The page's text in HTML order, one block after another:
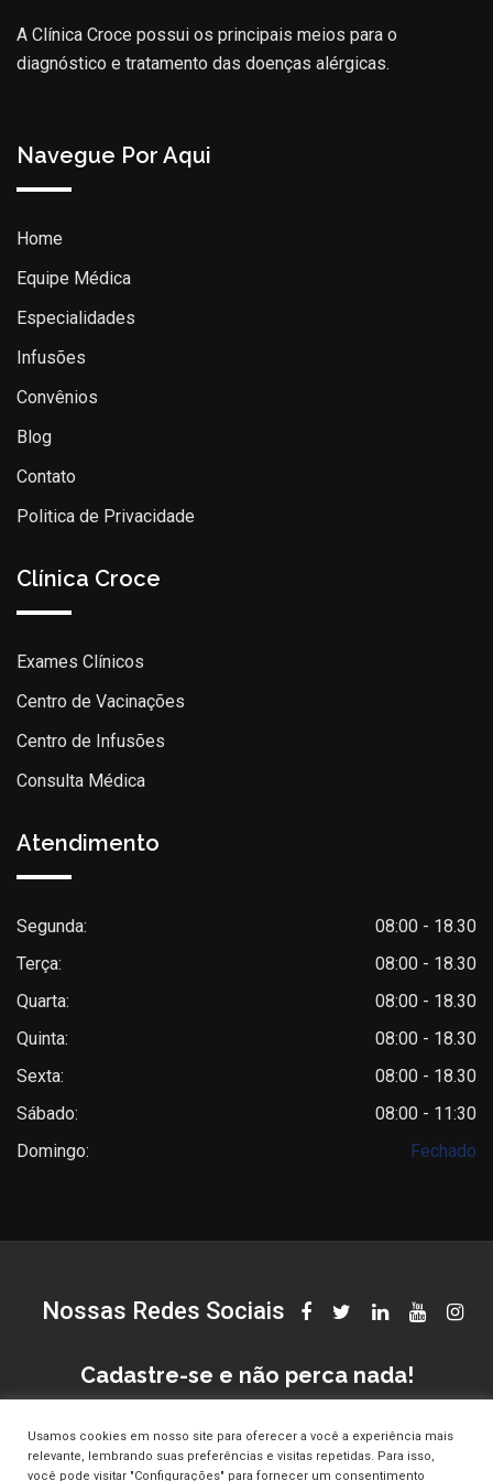
A Clínica Croce possui os principais meios para o
diagnóstico e tratamento das doenças alérgicas.
Navegue Por Aqui
Home
Equipe Médica
Especialidades
Infusões
Convênios
Blog
Contato
Politica de Privacidade
Clínica Croce
Exames Clínicos
Centro de Vacinações
Centro de Infusões
Consulta Médica
Atendimento
Segunda:
08:00 - 18.30
Terça:
08:00 - 18.30
Quarta:
08:00 - 18.30
Quinta:
08:00 - 18.30
Sexta:
08:00 - 18.30
Sábado:
08:00 - 11:30
Domingo:
Fechado
Nossas Redes Sociais
Cadastre-se e não perca nada!
Usamos cookies em nosso site para oferecer a você a experiência mais
relevante, lembrando suas preferências e visitas repetidas. Para isso,
você pode visitar "Configurações" para fornecer um consentimento